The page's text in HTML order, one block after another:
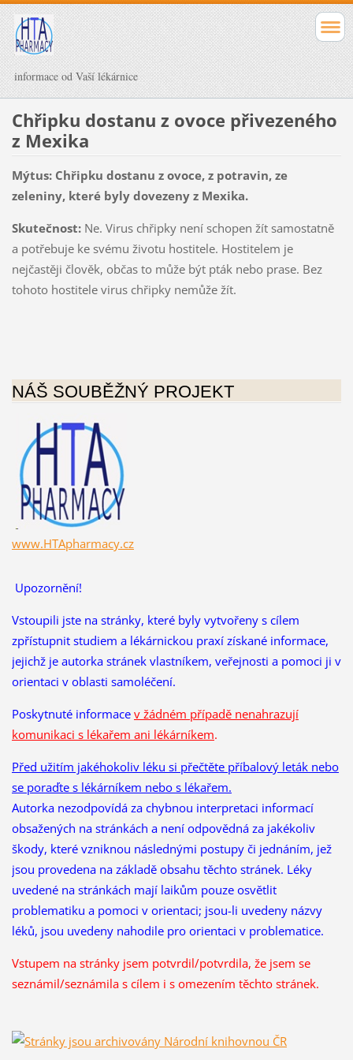
informace od Vaší lékárnice
Chřipku dostanu z ovoce přivezeného
z Mexika
Mýtus: Chřipku dostanu z ovoce, z potravin, ze
zeleniny, které byly dovezeny z Mexika.
Skutečnost:Ne. Virus chřipky není schopen žít samostatně
a potřebuje ke svému životu hostitele. Hostitelem je
nejčastěji člověk, občas to může být pták nebo prase. Bez
tohoto hostitele virus chřipky nemůže žít.
NÁŠ SOUBĚŽNÝ PROJEKT
www.HTApharmacy.cz
Upozornění!
Vstoupili jste na stránky, které byly vytvořeny s cílem
zpřístupnit studiem a lékárnickou praxí získané informace,
jejichž je autorka stránek vlastníkem, veřejnosti a pomoci ji v
orientaci v oblasti samoléčení.
Poskytnuté informace v žádném případě nenahrazují
komunikaci s lékařem ani lékárníkem.
Před užitím jakéhokoliv léku si přečtěte příbalový leták nebo
se poraďte s lékárníkem nebo s lékařem.
Autorka nezodpovídá za chybnou interpretaci informací
obsažených na stránkách a není odpovědná za jakékoliv
škody, které vzniknou následnými postupy či jednáním, jež
jsou provedena na základě obsahu těchto stránek. Léky
uvedené na stránkách mají laikům pouze osvětlit
problematiku a pomoci v orientaci; jsou-li uvedeny názvy
léků, jsou uvedeny nahodile pro orientaci v problematice.
Vstupem na stránky jsem potvrdil/potvrdila, že jsem se
seznámil/seznámila s cílem i s omezením těchto stránek.